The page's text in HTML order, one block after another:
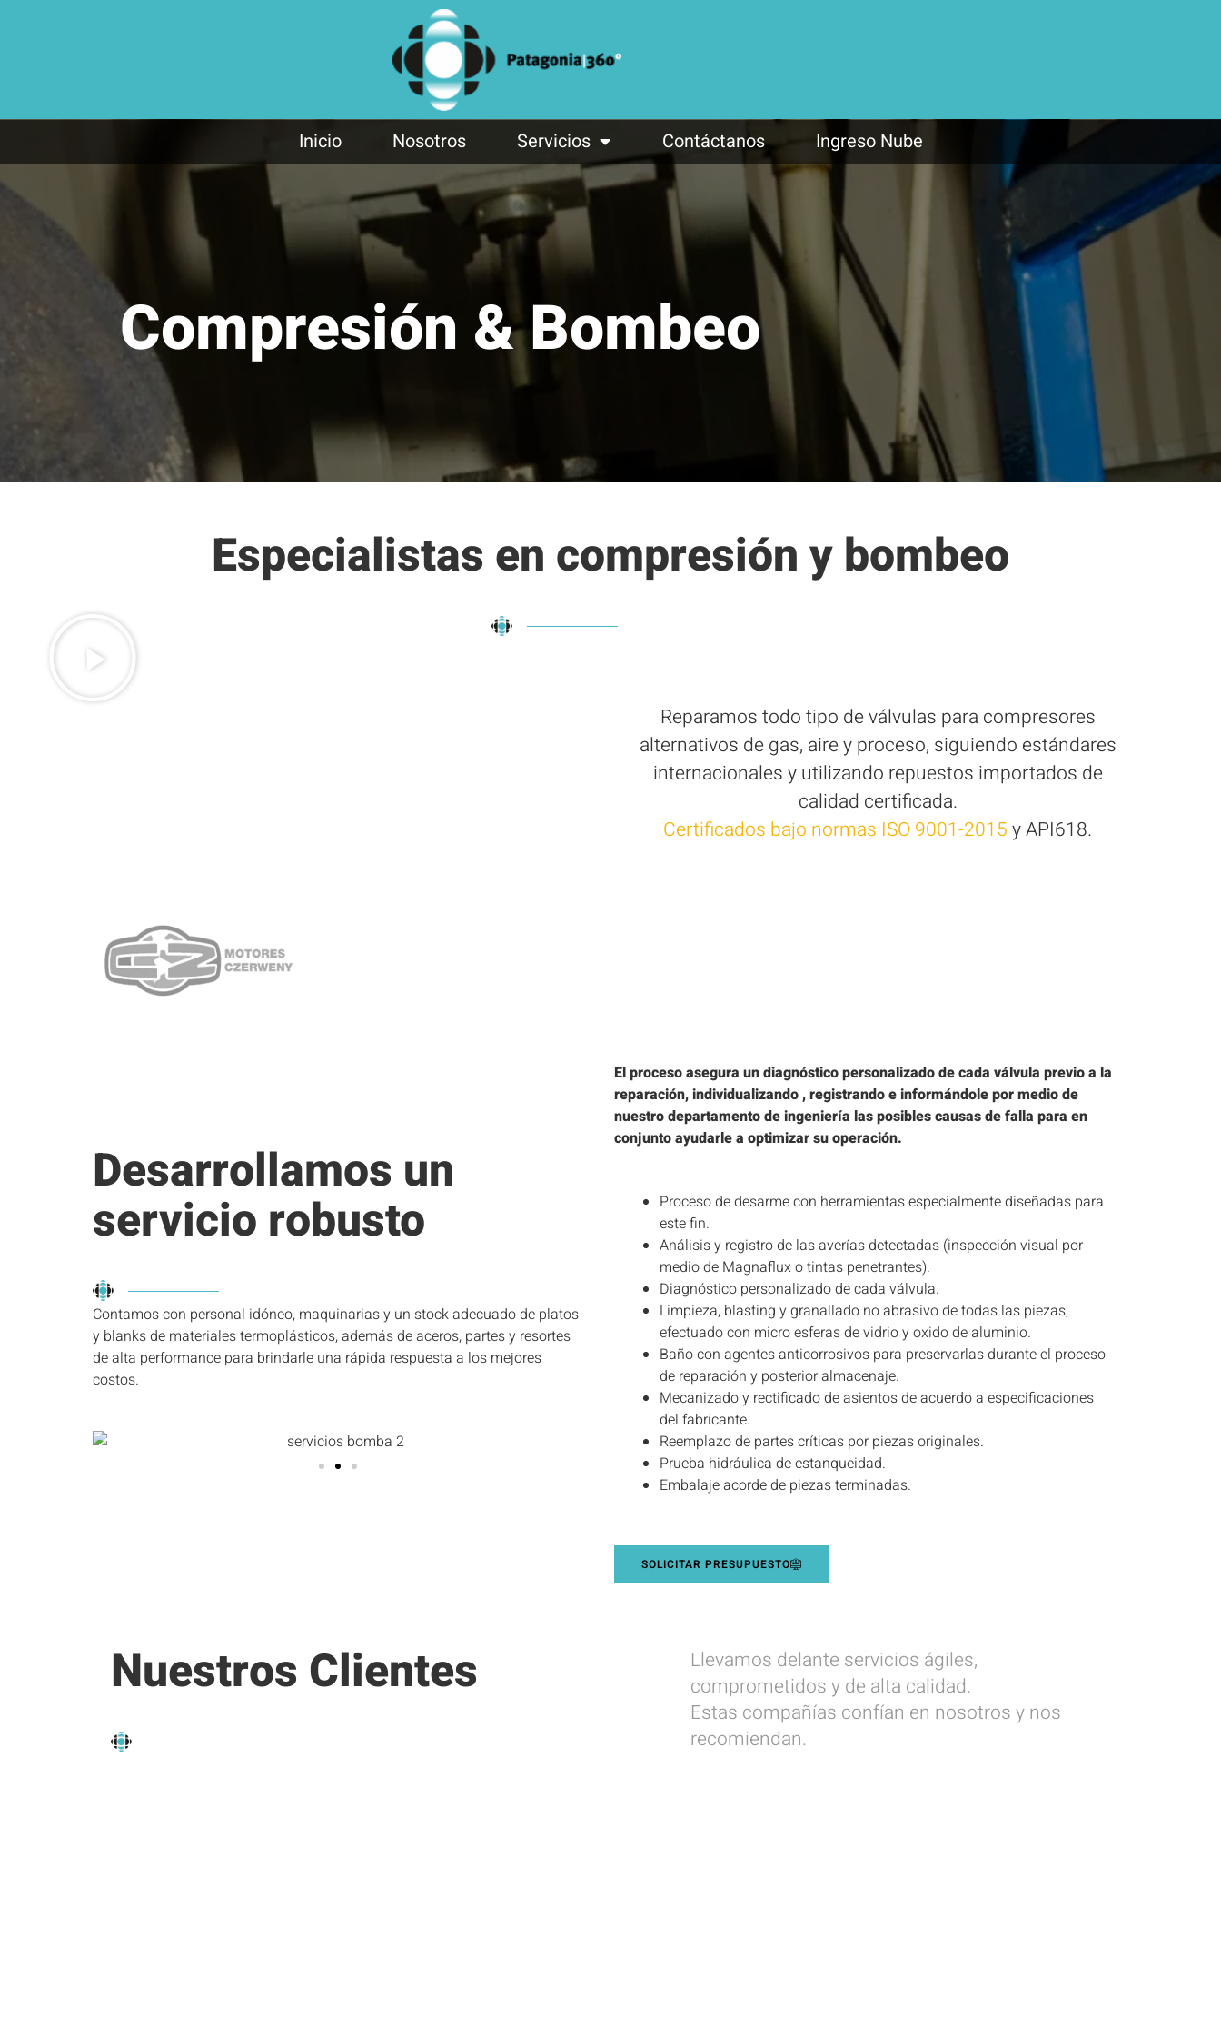
Inicio Nosotros Servicios Contáctanos Ingreso Nube
Compresión & Bombeo
Especialistas en compresión y bombeo
Reparamos todo tipo de válvulas para compresores
alternativos de gas, aire y proceso, siguiendo estándares
internacionales y utilizando repuestos importados de
calidad certificada.
Certificados bajo normas ISO 9001-2015y API618.
Desarrollamos un
servicio robusto
Contamos con personal idóneo, maquinarias y un stock adecuado de platos
y blanks de materiales termoplásticos, además de aceros, partes y resortes
de alta performance para brindarle una rápida respuesta a los mejores
costos.
El proceso asegura un diagnóstico personalizado de cada válvula previo a la
reparación, individualizando , registrando e informándole por medio de
nuestro departamento de ingeniería las posibles causas de falla para en
conjunto ayudarle a optimizar su operación.
Proceso de desarme con herramientas especialmente diseñadas para
este fin.
Análisis y registro de las averías detectadas (inspección visual por
medio de Magnaflux o tintas penetrantes).
Diagnóstico personalizado de cada válvula.
Limpieza, blasting y granallado no abrasivo de todas las piezas,
efectuado con micro esferas de vidrio y oxido de aluminio.
Baño con agentes anticorrosivos para preservarlas durante el proceso
de reparación y posterior almacenaje.
Mecanizado y rectificado de asientos de acuerdo a especificaciones
del fabricante.
Reemplazo de partes críticas por piezas originales.
Prueba hidráulica de estanqueidad.
Embalaje acorde de piezas terminadas.
SOLICITAR PRESUPUESTO
Nuestros Clientes
Llevamos delante servicios ágiles,
comprometidos y de alta calidad.
Estas compañías confían en nosotros y nos
recomiendan.